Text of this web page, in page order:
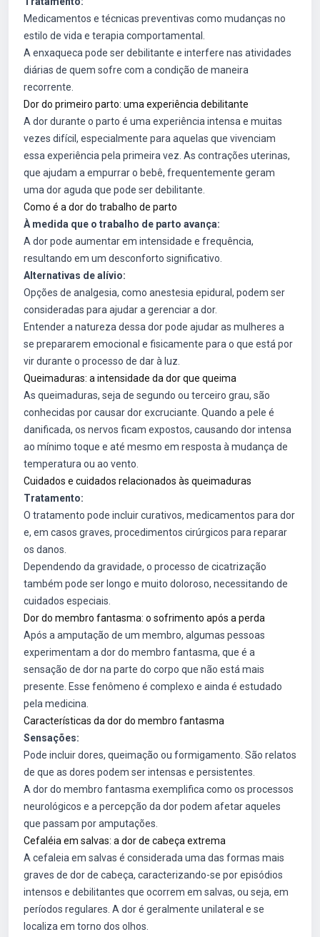
Medicamentos e técnicas preventivas como mudanças no
estilo de vida e terapia comportamental.
A enxaqueca pode ser debilitante e interfere nas atividades
diárias de quem sofre com a condição de maneira
recorrente.
Dor do primeiro parto: uma experiência debilitante
A dor durante o parto é uma experiência intensa e muitas
vezes difícil, especialmente para aquelas que vivenciam
essa experiência pela primeira vez. As contrações uterinas,
que ajudam a empurrar o bebê, frequentemente geram
uma dor aguda que pode ser debilitante.
Como é a dor do trabalho de parto
À medida que o trabalho de parto avança:
A dor pode aumentar em intensidade e frequência,
resultando em um desconforto significativo.
Alternativas de alívio:
Opções de analgesia, como anestesia epidural, podem ser
consideradas para ajudar a gerenciar a dor.
Entender a natureza dessa dor pode ajudar as mulheres a
se prepararem emocional e fisicamente para o que está por
vir durante o processo de dar à luz.
Queimaduras: a intensidade da dor que queima
As queimaduras, seja de segundo ou terceiro grau, são
conhecidas por causar dor excruciante. Quando a pele é
danificada, os nervos ficam expostos, causando dor intensa
ao mínimo toque e até mesmo em resposta à mudança de
temperatura ou ao vento.
Cuidados e cuidados relacionados às queimaduras
Tratamento:
O tratamento pode incluir curativos, medicamentos para dor
e, em casos graves, procedimentos cirúrgicos para reparar
os danos.
Dependendo da gravidade, o processo de cicatrização
também pode ser longo e muito doloroso, necessitando de
cuidados especiais.
Dor do membro fantasma: o sofrimento após a perda
Após a amputação de um membro, algumas pessoas
experimentam a dor do membro fantasma, que é a
sensação de dor na parte do corpo que não está mais
presente. Esse fenômeno é complexo e ainda é estudado
pela medicina.
Características da dor do membro fantasma
Sensações:
Pode incluir dores, queimação ou formigamento. São relatos
de que as dores podem ser intensas e persistentes.
A dor do membro fantasma exemplifica como os processos
neurológicos e a percepção da dor podem afetar aqueles
que passam por amputações.
Cefaléia em salvas: a dor de cabeça extrema
A cefaleia em salvas é considerada uma das formas mais
graves de dor de cabeça, caracterizando-se por episódios
intensos e debilitantes que ocorrem em salvas, ou seja, em
períodos regulares. A dor é geralmente unilateral e se
localiza em torno dos olhos.